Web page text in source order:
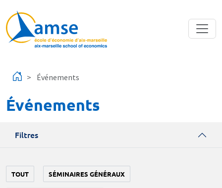
Événements
Événements
Filtres
TOUT SÉMINAIRES GÉNÉRAUX